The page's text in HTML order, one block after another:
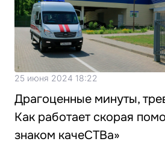
25 июня 2024 18:22
Драгоценные минуты,
Как работает скорая
знаком качеСТВа»